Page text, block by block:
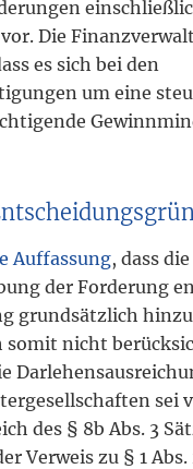
Die
es sich bei den
um eine
Auffassung, dass
der Forderung
grundsätzlich
somit nicht
sei
des § 8b Abs. 3
Verweis zu § 1 Abs.